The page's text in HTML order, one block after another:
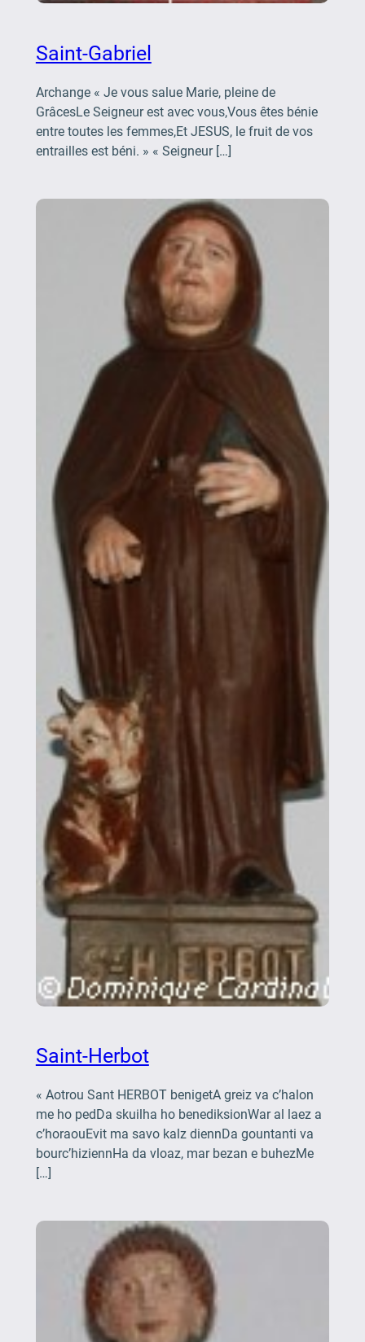
Saint-Gabriel
Archange « Je vous salue Marie, pleine de
GrâcesLe Seigneur est avec vous,Vous êtes bénie
entre toutes les femmes,Et JESUS, le fruit de vos
entrailles est béni. » « Seigneur […]
Saint-Herbot
« Aotrou Sant HERBOT benigetA greiz va c’halon
me ho pedDa skuilha ho benediksionWar al laez a
c’horaouEvit ma savo kalz diennDa gountanti va
bourc’hiziennHa da vloaz, mar bezan e buhezMe
[…]